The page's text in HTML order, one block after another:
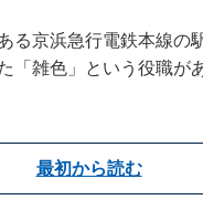
る京浜急行電鉄本線の
「雑色」という役職が
最初から読む